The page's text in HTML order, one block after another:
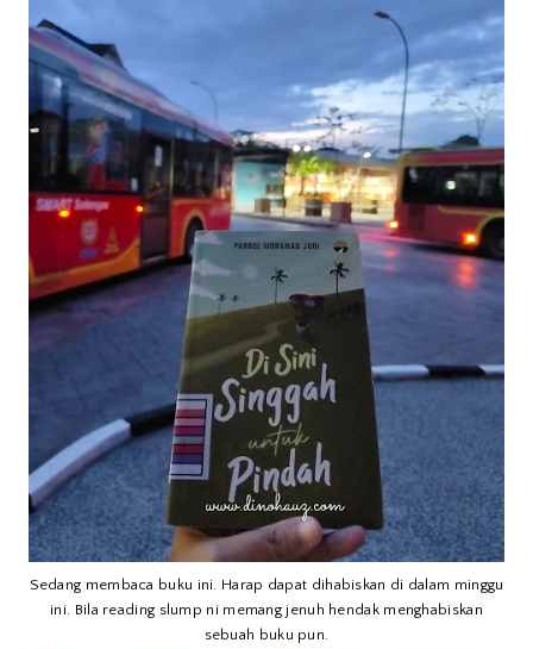
Sedang membaca buku ini. Harap dapat dihabiskan di dalam minggu
ini. Bila reading slump ni memang jenuh hendak menghabiskan
sebuah buku pun.